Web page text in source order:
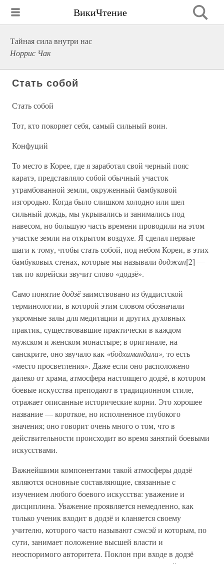
ВикиЧтение
Тайная сила внутри нас
Норрис Чак
Стать собой
Стать собой
Тот, кто покоряет себя, самый сильный воин.
Конфуций
То место в Корее, где я заработал свой черный пояс
каратэ, представляло собой обычный участок
утрамбованной земли, окруженный бамбуковой
изгородью. Когда было слишком холодно или шел
сильный дождь, мы укрывались и занимались под
навесом, но большую часть времени проводили на этом
участке земли на открытом воздухе. Я сделал первые
шаги к тому, чтобы стать собой, под небом Кореи, в этих
бамбуковых стенах, которые мы называли доджан[2] —
так по-корейски звучит слово «додзё».
Само понятиедодзёзаимствовано из буддистской
терминологии, в которой этим словом обозначали
укромные залы для медитации и других духовных
практик, существовавшие практически в каждом
мужском и женском монастыре; в оригинале, на
санскрите, оно звучало как «бодхимандала», то есть
«место просветления». Даже если оно расположено
далеко от храма, атмосфера настоящего додзё, в котором
боевые искусства преподают в традиционном стиле,
отражает описанные исторические корни. Это хорошее
название — короткое, но исполненное глубокого
значения; оно говорит очень много о том, что в
действительности происходит во время занятий боевыми
искусствами.
Важнейшими компонентами такой атмосферы додзё
являются основные составляющие, связанные с
изучением любого боевого искусства: уважение и
дисциплина. Уважение проявляется немедленно, как
только ученик входит в додзё и кланяется своему
учителю, которого часто называютсэнсэйи которым, по
сути, занимает положение высшей власти и
неоспоримого авторитета. Поклон при входе в додзё